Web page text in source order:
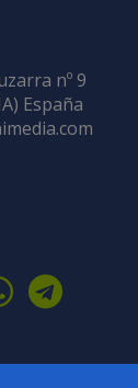
nº 9
España